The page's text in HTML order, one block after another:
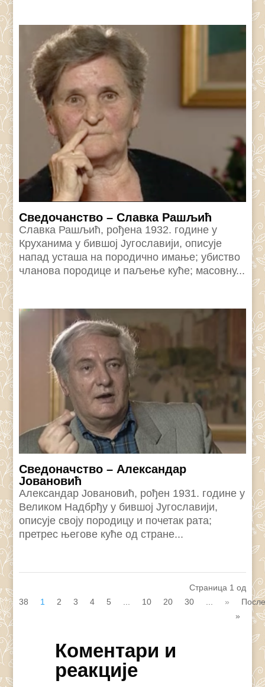
Сведочанство – Славка Рашљић
Славка Рашљић, рођена 1932. године у
Круханима у бившој Југославији, описује
напад усташа на породично имање; убиство
чланова породице и паљење куће; масовну...
Сведоначство – Александар
Јовановић
Александар Јовановић, рођен 1931. године у
Великом Надбрђу у бившој Југославији,
описује своју породицу и почетак рата;
претрес његове куће од стране...
Страница 1 од
38
1 2 3 4 5 10 20 30 »
»
Коментари и
реакције